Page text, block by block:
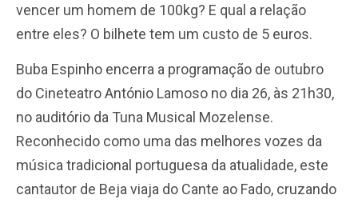
vencer um homem de 100kg? E qual a relação
entre eles? O bilhete tem um custo de 5 euros.
Buba Espinho encerra a programação de outubro
do Cineteatro António Lamoso no dia 26, às 21h30,
no auditório da Tuna Musical Mozelense.
Reconhecido como uma das melhores vozes da
música tradicional portuguesa da atualidade, este
cantautor de Beja viaja do Cante ao Fado, cruzando